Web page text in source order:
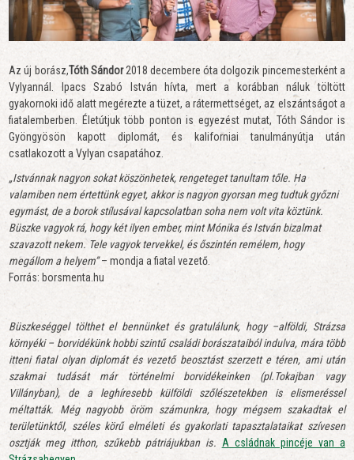
Az új borász,Tóth Sándor2018 decembere óta dolgozik pincemesterként a
Vylyannál. Ipacs Szabó István hívta, mert a korábban náluk töltött
gyakornoki idő alatt megérezte a tüzet, a rátermettséget, az elszántságot a
fiatalemberben. Életútjuk több ponton is egyezést mutat, Tóth Sándor is
Gyöngyösön kapott diplomát, és kaliforniai tanulmányútja után
csatlakozott a Vylyan csapatához.
„Istvánnak nagyon sokat köszönhetek, rengeteget tanultam tőle. Ha
valamiben nem értettünk egyet, akkor is nagyon gyorsan meg tudtuk győzni
egymást, de a borok stílusával kapcsolatban soha nem volt vita köztünk.
Büszke vagyok rá, hogy két ilyen ember, mint Mónika és István bizalmat
szavazott nekem. Tele vagyok tervekkel, és őszintén remélem, hogy
megállom a helyem”– mondja a fiatal vezető.
Forrás: borsmenta.hu
Büszkeséggel tölthet el bennünket és gratulálunk, hogy –alföldi, Strázsa
környéki – borvidékünk hobbi szintű családi borászataiból indulva, mára több
itteni fiatal olyan diplomát és vezető beosztást szerzett e téren, ami után
szakmai tudását már történelmi borvidékeinken (pl.Tokajban vagy
Villányban), de a leghíresebb külföldi szőlészetekben is elismeréssel
méltatták. Még nagyobb öröm számunkra, hogy mégsem szakadtak el
területünktől, széles körű elméleti és gyakorlati tapasztalataikat szívesen
osztják meg itthon, szűkebb pátriájukban is. A csládnak pincéje van a